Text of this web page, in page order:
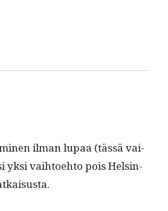
ilman lupaa (tässä vai­
yksi vai­h­toe­hto pois Helsin­